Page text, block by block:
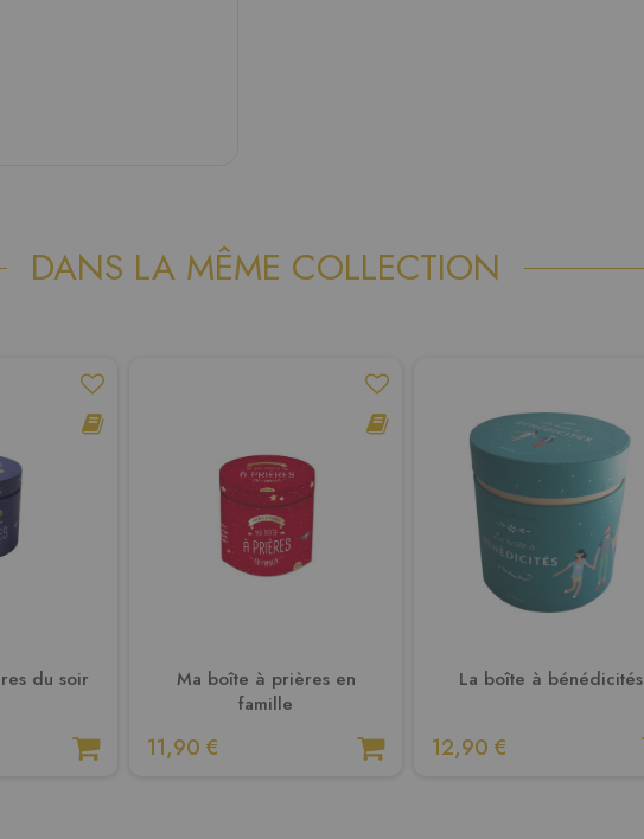
DANS LA MÊME COLLECTION
du soir
Ma boîte à prières en
famille
11,90 €
La boîte à bénédicités
12,90 €